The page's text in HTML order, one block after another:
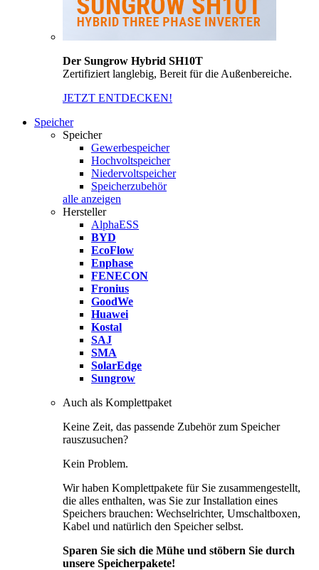
Der Sungrow Hybrid SH10T
Zertifiziert langlebig, Bereit für die Außenbereiche.
JETZT ENTDECKEN!
Speicher
Speicher
Gewerbespeicher
Hochvoltspeicher
Niedervoltspeicher
Speicherzubehör
alle anzeigen
Hersteller
AlphaESS
BYD
EcoFlow
Enphase
FENECON
Fronius
GoodWe
Huawei
Kostal
SAJ
SMA
SolarEdge
Sungrow
Auch als Komplettpaket
Keine Zeit, das passende Zubehör zum Speicher
rauszusuchen?
Kein Problem.
Wir haben Komplettpakete für Sie zusammengestellt,
die alles enthalten, was Sie zur Installation eines
Speichers brauchen: Wechselrichter, Umschaltboxen,
Kabel und natürlich den Speicher selbst.
Sparen Sie sich die Mühe und stöbern Sie durch
unsere Speicherpakete!